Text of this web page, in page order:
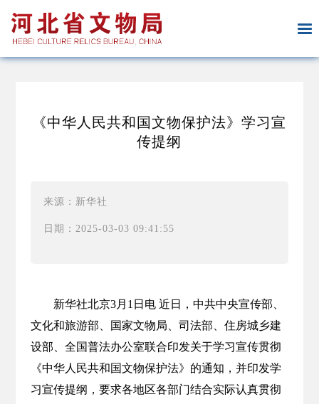
《中华人民共和国文物保护法》学习宣
传提纲
来源：新华社
日期：2025-03-03 09:41:55
新华社北京3月1日电 近日，中共中央宣传部、
文化和旅游部、国家文物局、司法部、住房城乡建
设部、全国普法办公室联合印发关于学习宣传贯彻
《中华人民共和国文物保护法》的通知，并印发学
习宣传提纲，要求各地区各部门结合实际认真贯彻